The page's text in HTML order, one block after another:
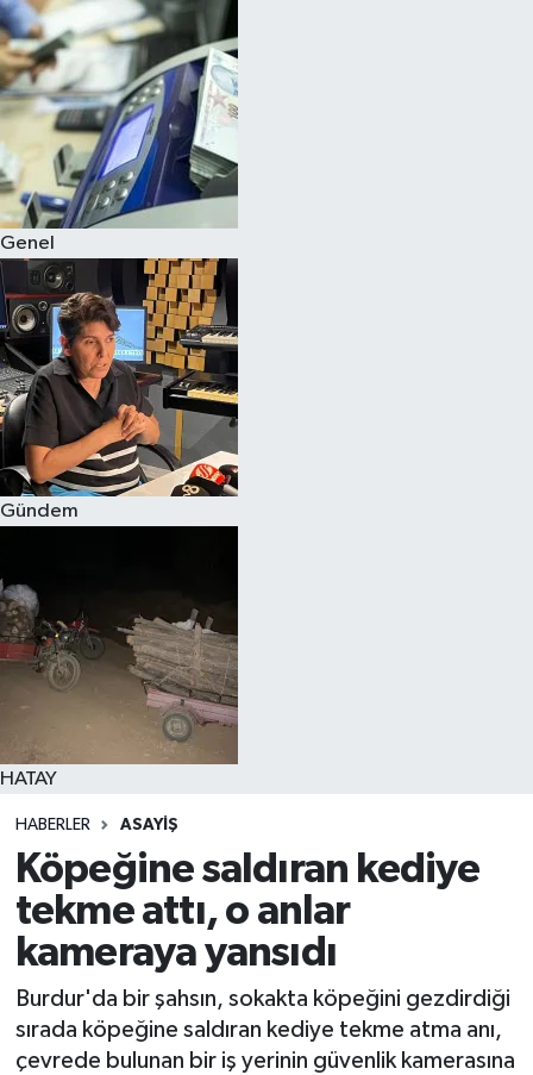
Genel
Gündem
HATAY
HABERLER ASAYIŞ
Köpeğine saldıran kediye
tekme attı, o anlar
kameraya yansıdı
Burdur'da bir şahsın, sokakta köpeğini gezdirdiği
sırada köpeğine saldıran kediye tekme atma anı,
çevrede bulunan bir iş yerinin güvenlik kamerasına
Spor
Teknoloji
Yaşam